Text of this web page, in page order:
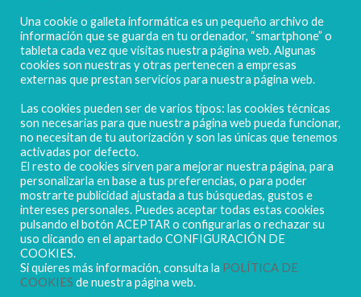
POLIGONO CAMPORROSO P-D, Nº4
02520 - CHINCHILLA DE MONTEARAGÓN
(ALBACETE) Spain
Tel. + 34 967 218 812 - info@abr.com.es
Copyright ALBARULO © 2020 | Todos los derechos reservados
Una cookie o galleta informática es un pequeño archivo de
información que se guarda en tu ordenador, “smartphone” o
tableta cada vez que visitas nuestra página web. Algunas
cookies son nuestras y otras pertenecen a empresas
externas que prestan servicios para nuestra página web.
Las cookies pueden ser de varios tipos: las cookies técnicas
son necesarias para que nuestra página web pueda funcionar,
no necesitan de tu autorización y son las únicas que tenemos
activadas por defecto.
El resto de cookies sirven para mejorar nuestra página, para
personalizarla en base a tus preferencias, o para poder
mostrarte publicidad ajustada a tus búsquedas, gustos e
intereses personales. Puedes aceptar todas estas cookies
pulsando el botón ACEPTAR o configurarlas o rechazar su
uso clicando en el apartado CONFIGURACIÓN DE
COOKIES.
Si quieres más información, consulta la POLÍTICA DE
COOKIES de nuestra página web.